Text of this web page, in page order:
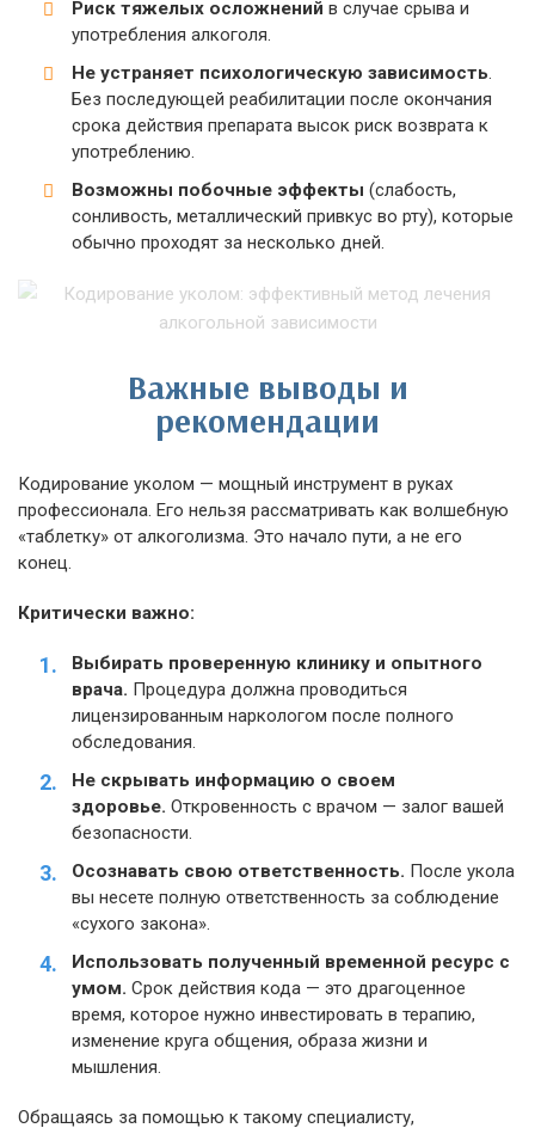
Риск тяжелых осложнений в случае срыва и
употребления алкоголя.
Не устраняет психологическую зависимость.
Без последующей реабилитации после окончания
срока действия препарата высок риск возврата к
употреблению.
Возможны побочные эффекты (слабость,
сонливость, металлический привкус во рту), которые
обычно проходят за несколько дней.
Важные выводы и
рекомендации
Кодирование уколом — мощный инструмент в руках
профессионала. Его нельзя рассматривать как волшебную
«таблетку» от алкоголизма. Это начало пути, а не его
конец.
Критически важно:
Выбирать проверенную клинику и опытного
врача. Процедура должна проводиться
лицензированным наркологом после полного
обследования.
Не скрывать информацию о своем
здоровье. Откровенность с врачом — залог вашей
безопасности.
Осознавать свою ответственность. После укола
вы несете полную ответственность за соблюдение
«сухого закона».
Использовать полученный временной ресурс с
умом. Срок действия кода — это драгоценное
время, которое нужно инвестировать в терапию,
изменение круга общения, образа жизни и
мышления.
Обращаясь за помощью к такому специалисту,